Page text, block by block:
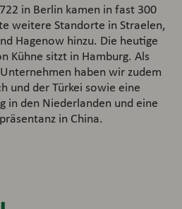
in Berlin kamen in fast 300
weitere Standorte in Straelen,
Hagenow hinzu. Die heutige
Kühne sitzt in Hamburg. Als
haben wir zudem
und der Türkei sowie eine
in den Niederlanden und eine
in China.